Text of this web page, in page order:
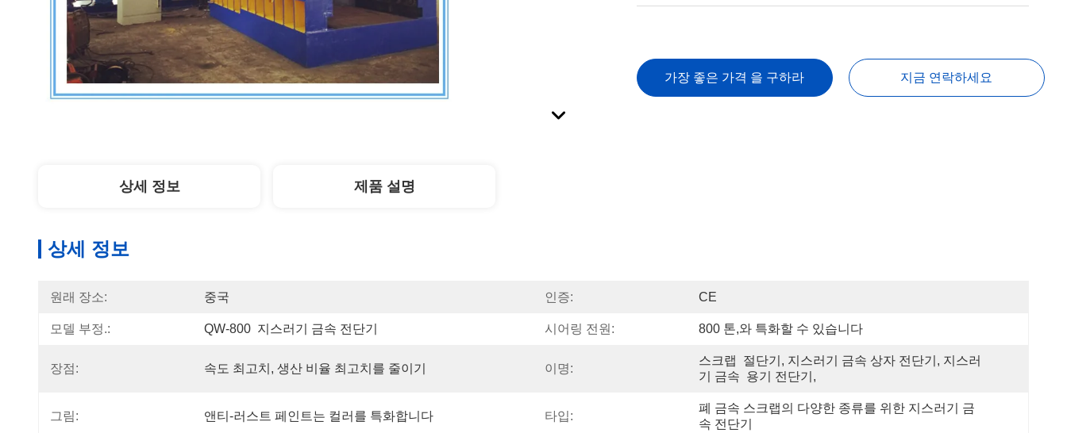
가장 좋은 가격 을 구하라 지금 연락하세요
상세 정보 제품 설명
상세 정보
원래 장소: 중국 인증: CE
모델 부정.: QW-800  지스러기 금속 전단기 시어링 전원: 800 톤,와 특화할 수 있습니다
장점: 속도 최고치, 생산 비율 최고치를 줄이기 이명:
스크랩  절단기, 지스러기 금속 상자 전단기, 지스러
기 금속  용기 전단기,
그림: 앤티-러스트 페인트는 컬러를 특화합니다 타입:
폐 금속 스크랩의 다양한 종류를 위한 지스러기 금
속 전단기